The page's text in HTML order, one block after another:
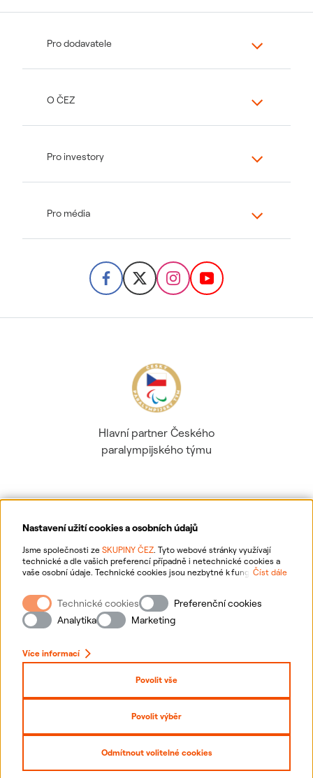
Nastavení užití cookies a osobních údajů
Jsme společnosti ze SKUPINY ČEZ. Tyto webové stránky využívají
technické a dle vašich preferencí případně i netechnické cookies a
vaše osobní údaje. Technické cookies jsou nezbytné k fungování
webové stránky vašim preferencím, k personalizaci reklam a analytice.
Pro sběr a zpracování netechnických cookies a vašich osobních údajů
nám můžete udělit souhlas. Bližší informace o vašich právech,
zpracování osobních údajů, včetně možnosti odvolání udělených
Číst dále
Technické cookies
Preferenční cookies
Analytika
Marketing
Více informací
Povolit vše
Povolit výběr
Odmítnout volitelné cookies
Pro dodavatele
O ČEZ
Pro investory
Pro média
Hlavní partner Českého
paralympijského týmu
Ochrana osobních údajů
Informace o webu
Nastavení cookies
Přihlásit se
Prohlášení o přístupnosti